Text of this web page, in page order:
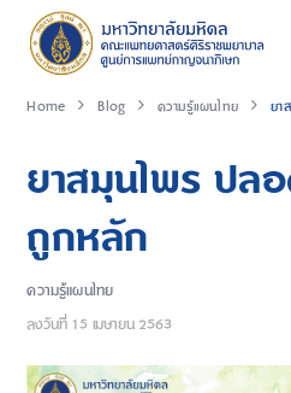
Home Blog ความรู้แผนไทย ยา
ยาสมุนไพร ปล
ถูกหลัก
ความรู้แผนไทย
ลงวันที่ 15 เมษายน 2563